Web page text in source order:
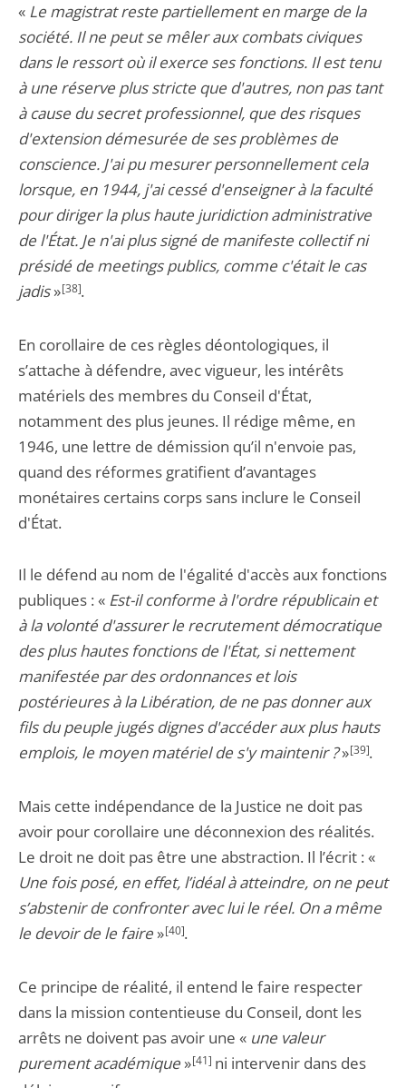
« Le magistrat reste partiellement en marge de la
société. Il ne peut se mêler aux combats civiques
dans le ressort où il exerce ses fonctions. Il est tenu
à une réserve plus stricte que d'autres, non pas tant
à cause du secret professionnel, que des risques
d'extension démesurée de ses problèmes de
conscience. J'ai pu mesurer personnellement cela
lorsque, en 1944, j'ai cessé d'enseigner à la faculté
pour diriger la plus haute juridiction administrative
de l'État. Je n'ai plus signé de manifeste collectif ni
présidé de meetings publics, comme c'était le cas
jadis»[38].
En corollaire de ces règles déontologiques, il
s’attache à défendre, avec vigueur, les intérêts
matériels des membres du Conseil d'État,
notamment des plus jeunes. Il rédige même, en
1946, une lettre de démission qu’il n'envoie pas,
quand des réformes gratifient d’avantages
monétaires certains corps sans inclure le Conseil
d'État.
Il le défend au nom de l'égalité d'accès aux fonctions
publiques : « Est-il conforme à l'ordre républicain et
à la volonté d'assurer le recrutement démocratique
des plus hautes fonctions de l'État, si nettement
manifestée par des ordonnances et lois
postérieures à la Libération, de ne pas donner aux
fils du peuple jugés dignes d'accéder aux plus hauts
emplois, le moyen matériel de s'y maintenir ?»[39].
Mais cette indépendance de la Justice ne doit pas
avoir pour corollaire une déconnexion des réalités.
Le droit ne doit pas être une abstraction. Il l’écrit : «
Une fois posé, en effet, l’idéal à atteindre, on ne peut
s’abstenir de confronter avec lui le réel. On a même
le devoir de le faire »[40].
Ce principe de réalité, il entend le faire respecter
dans la mission contentieuse du Conseil, dont les
arrêts ne doivent pas avoir une « une valeur
purement académique »[41] ni intervenir dans des